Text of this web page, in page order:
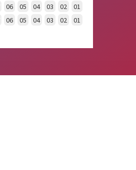
06 05 04 03 02 01
06 05 04 03 02
01